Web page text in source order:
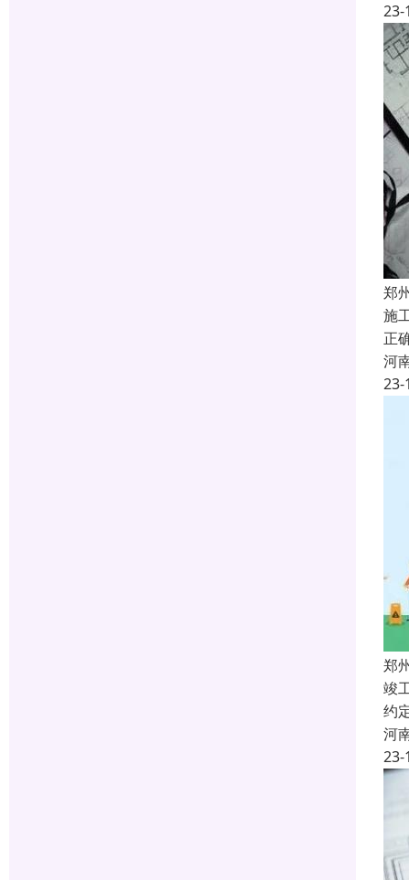
23-
郑
施
正
河
23-
郑
竣
约
河
23-